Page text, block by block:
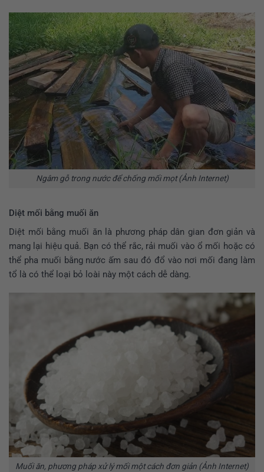
Ngâm gỗ trong nước để chống mối mọt (Ảnh Internet)
Diệt mối bằng muối ăn
Diệt mối bằng muối ăn là phương pháp dân gian đơn giản và
mang lại hiệu quả. Bạn có thể rắc, rải muối vào ổ mối hoặc có
thể pha muối bằng nước ấm sau đó đổ vào nơi mối đang làm
tổ là có thể loại bỏ loài này một cách dễ dàng.
Muối ăn, phương pháp xử lý mối một cách đơn giản (Ảnh Internet)